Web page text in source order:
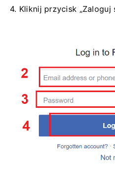
4. Kliknij przycisk „Zaloguj